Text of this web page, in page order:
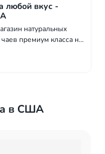
любой вкус -
натуральных
премиум класса на
с различными
в США